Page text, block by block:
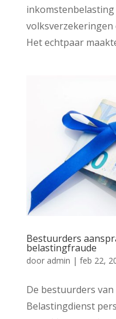
volksverzekeringen
Het echtpaar
Bestuurders
belastingfraude
door admin | feb 22,
De bestuurders van
Belastingdienst